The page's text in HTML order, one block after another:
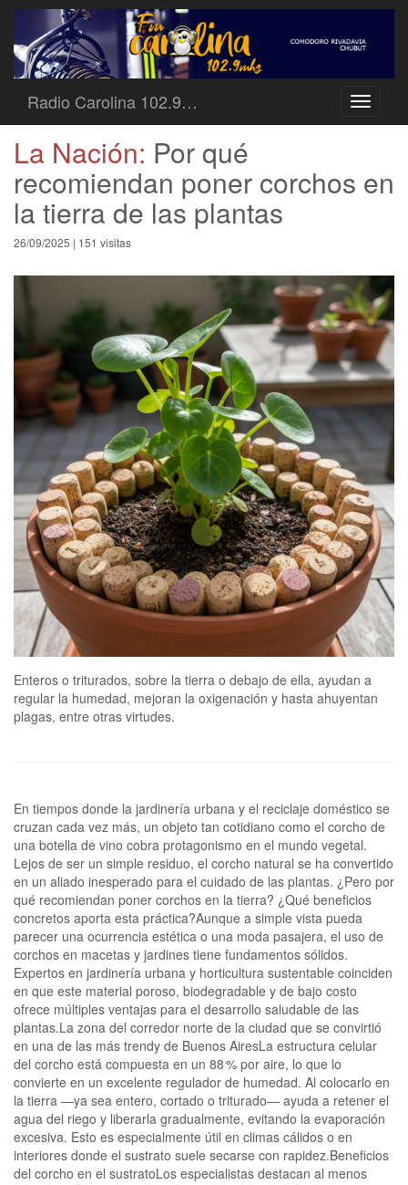
Toggle
Radio Carolina 102.9…
La Nación: Por qué
recomiendan poner corchos en
la tierra de las plantas
26/09/2025 | 151 visitas
Enteros o triturados, sobre la tierra o debajo de ella, ayudan a
regular la humedad, mejoran la oxigenación y hasta ahuyentan
plagas, entre otras virtudes.
En tiempos donde la jardinería urbana y el reciclaje doméstico se
cruzan cada vez más, un objeto tan cotidiano como el corcho de
una botella de vino cobra protagonismo en el mundo vegetal.
Lejos de ser un simple residuo, el corcho natural se ha convertido
en un aliado inesperado para el cuidado de las plantas. ¿Pero por
qué recomiendan poner corchos en la tierra? ¿Qué beneficios
concretos aporta esta práctica?Aunque a simple vista pueda
parecer una ocurrencia estética o una moda pasajera, el uso de
corchos en macetas y jardines tiene fundamentos sólidos.
Expertos en jardinería urbana y horticultura sustentable coinciden
en que este material poroso, biodegradable y de bajo costo
ofrece múltiples ventajas para el desarrollo saludable de las
plantas.La zona del corredor norte de la ciudad que se convirtió
en una de las más trendy de Buenos AiresLa estructura celular
del corcho está compuesta en un 88 % por aire, lo que lo
convierte en un excelente regulador de humedad. Al colocarlo en
la tierra —ya sea entero, cortado o triturado— ayuda a retener el
agua del riego y liberarla gradualmente, evitando la evaporación
excesiva. Esto es especialmente útil en climas cálidos o en
interiores donde el sustrato suele secarse con rapidez.Beneficios
del corcho en el sustratoLos especialistas destacan al menos